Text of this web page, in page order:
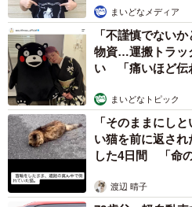
仲良し姉妹、抱き合って眠る。左がモカ
キジトラの子猫を「モカ」「ラ
んは、ちょっとワイルド系の顔
し小さく女の子らしい顔をして
まいどなメディア
「不謹慎でない
物資…運搬トラッ
い 「痛いほど伝
まいどなトピック
「そのままにし
い猫を前に返さ
した4日間 「命
渡辺 晴子